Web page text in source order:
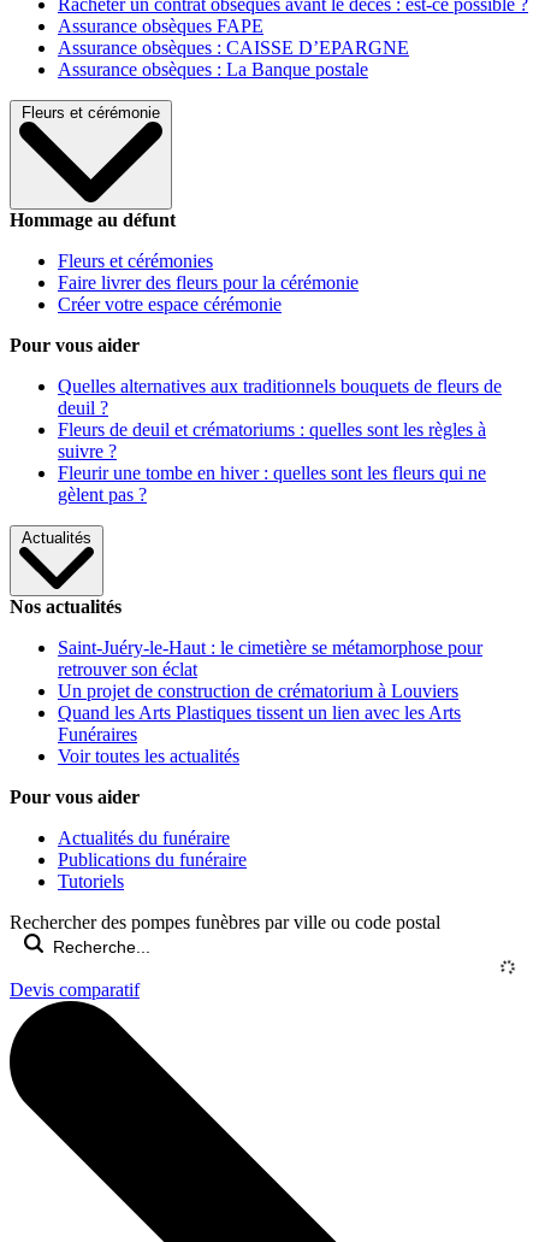
Assurance obsèques FAPE
Assurance obsèques : CAISSE D’EPARGNE
Assurance obsèques : La Banque postale
Fleurs et cérémonie
Hommage au défunt
Fleurs et cérémonies
Faire livrer des fleurs pour la cérémonie
Créer votre espace cérémonie
Pour vous aider
Quelles alternatives aux traditionnels bouquets de fleurs de
deuil ?
Fleurs de deuil et crématoriums : quelles sont les règles à
suivre ?
Fleurir une tombe en hiver : quelles sont les fleurs qui ne
gèlent pas ?
Actualités
Nos actualités
Saint-Juéry-le-Haut : le cimetière se métamorphose pour
retrouver son éclat
Un projet de construction de crématorium à Louviers
Quand les Arts Plastiques tissent un lien avec les Arts
Funéraires
Voir toutes les actualités
Pour vous aider
Actualités du funéraire
Publications du funéraire
Tutoriels
Rechercher des pompes funèbres par ville ou code postal
Devis comparatif